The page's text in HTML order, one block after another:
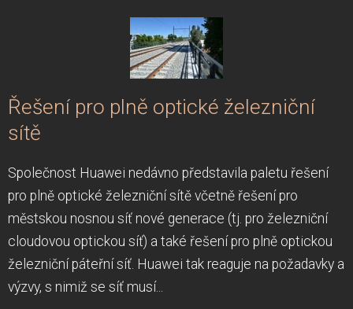
Řešení pro plně optické železniční
sítě
Společnost Huawei nedávno představila paletu řešení
pro plně optické železniční sítě včetně řešení pro
městskou nosnou síť nové generace (tj. pro železniční
cloudovou optickou síť) a také řešení pro plně optickou
železniční páteřní síť. Huawei tak reaguje na požadavky a
výzvy, s nimiž se síť musí...